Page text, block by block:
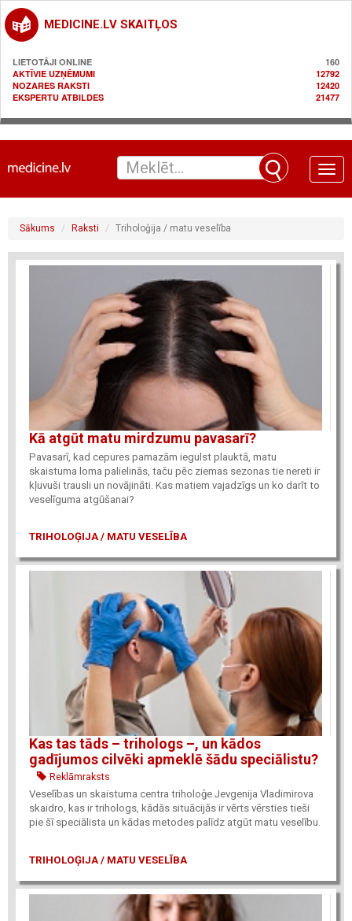
MEDICINE.LV SKAITĻOS
LIETOTĀJI ONLINE
160
AKTĪVIE UZŅĒMUMI
12792
NOZARES RAKSTI
12420
EKSPERTU ATBILDES
21477
Toggle
Sākums Raksti Triholoģija / matu veselība
Kā atgūt matu mirdzumu pavasarī?
Pavasarī, kad cepures pamazām iegulst plauktā, matu
skaistuma loma palielinās, taču pēc ziemas sezonas tie nereti ir
kļuvuši trausli un novājināti. Kas matiem vajadzīgs un ko darīt to
veselīguma atgūšanai?
TRIHOLOĢIJA / MATU VESELĪBA
Kas tas tāds – trihologs –, un kādos
gadījumos cilvēki apmeklē šādu speciālistu?
Reklāmraksts
Veselības un skaistuma centra triholoģe Jevgenija Vladimirova
skaidro, kas ir trihologs, kādās situācijās ir vērts vērsties tieši
pie šī speciālista un kādas metodes palīdz atgūt matu veselību.
TRIHOLOĢIJA / MATU VESELĪBA